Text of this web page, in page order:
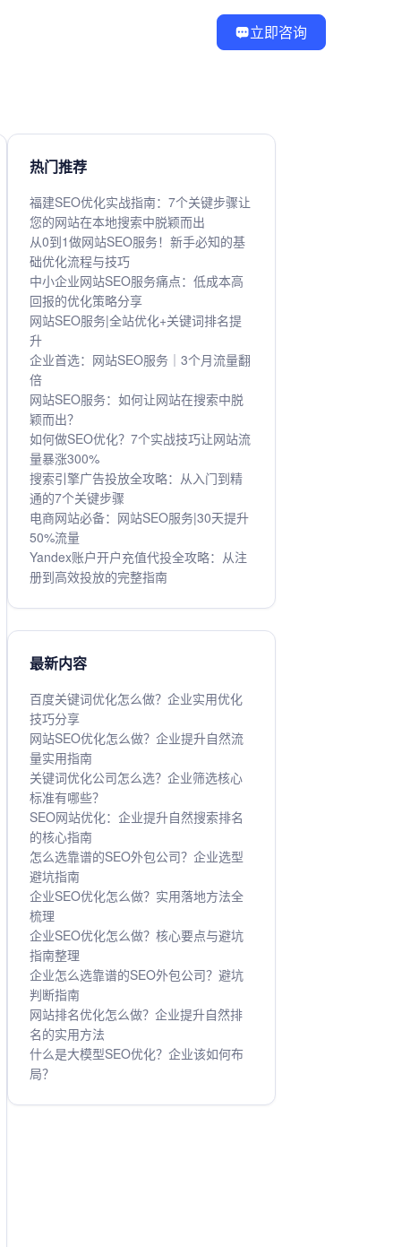
立即咨询
热门推荐
福建SEO优化实战指南：7个关键步骤让
您的网站在本地搜索中脱颖而出
从0到1做网站SEO服务！新手必知的基
础优化流程与技巧
中小企业网站SEO服务痛点：低成本高
回报的优化策略分享
网站SEO服务|全站优化+关键词排名提
升
企业首选：网站SEO服务｜3个月流量翻
倍
网站SEO服务：如何让网站在搜索中脱
颖而出？
如何做SEO优化？7个实战技巧让网站流
量暴涨300%
搜索引擎广告投放全攻略：从入门到精
通的7个关键步骤
电商网站必备：网站SEO服务|30天提升
50%流量
Yandex账户开户充值代投全攻略：从注
册到高效投放的完整指南
最新内容
百度关键词优化怎么做？企业实用优化
技巧分享
网站SEO优化怎么做？企业提升自然流
量实用指南
关键词优化公司怎么选？企业筛选核心
标准有哪些？
SEO网站优化：企业提升自然搜索排名
的核心指南
怎么选靠谱的SEO外包公司？企业选型
避坑指南
企业SEO优化怎么做？实用落地方法全
梳理
企业SEO优化怎么做？核心要点与避坑
指南整理
企业怎么选靠谱的SEO外包公司？避坑
判断指南
网站排名优化怎么做？企业提升自然排
名的实用方法
什么是大模型SEO优化？企业该如何布
局？